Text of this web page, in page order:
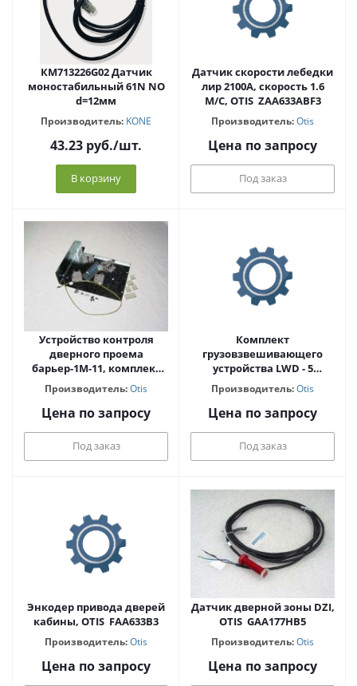
КМ713226G02 Датчик
моностабильный 61N NO
d=12мм
Производитель: KONE
43.23 руб./шт.
В корзину
Датчик скорости лебедки
лир 2100А, скорость 1.6
M/C, OTIS ZAA633ABF3
Производитель:Otis
Цена по запросу
Под заказ
Устройство контроля
дверного проема
барьер-1M-11, комплект
Производитель:Otis
Цена по запросу
Под заказ
Комплект
грузовзвешивающего
устройства LWD - 5
датчиков 70 мм, OTIS GEN2
00PAISCU
Производитель:Otis
Цена по запросу
Под заказ
Энкодер привода дверей
кабины, OTIS FAA633B3
Производитель:Otis
Цена по запросу
Датчик дверной зоны DZI,
OTIS GAA177HB5
Производитель:Otis
Цена по запросу